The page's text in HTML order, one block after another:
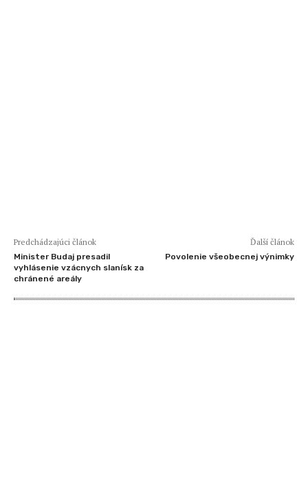
Predchádzajúci článok
Minister Budaj presadil
vyhlásenie vzácnych slanísk za
chránené areály
Ďalší článok
Povolenie všeobecnej výnimky